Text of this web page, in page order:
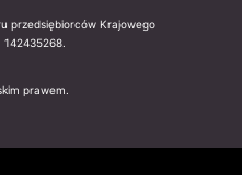
przedsiębiorców Krajowego
prawem.